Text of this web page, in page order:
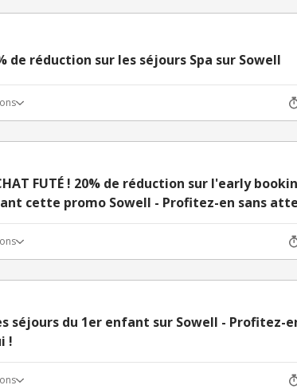
de réduction sur les séjours Spa sur Sowell
FUTÉ ! 20% de réduction sur l'early
cette promo Sowell - Profitez-en sans
séjours du 1er enfant sur Sowell - Profitez-
!